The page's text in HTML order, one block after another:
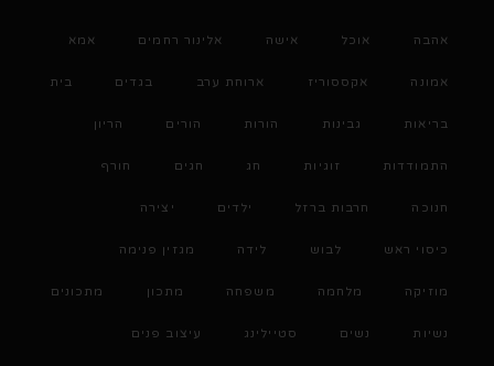
אהבה אוכל אישה אלינור רחמים אמא
אמונה אקססוריז ארוחת ערב בגדים בית
בריאות גבינות הורות הורים הריון
התמודדות זוגיות חג חגים חורף
חנוכה חרבות ברזל ילדים יצירה
כיסוי ראש לבוש לידה מגזין פנימה
מוזיקה מלחמה משפחה מתכון מתכונים
נשיות נשים סטיילינג עיצוב פנים